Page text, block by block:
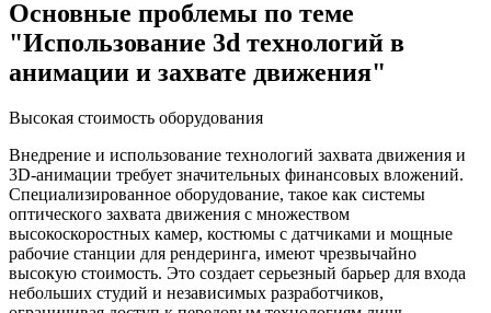
Основные проблемы по теме
"Использование 3d технологий в
анимации и захвате движения"
Высокая стоимость оборудования
Внедрение и использование технологий захвата движения и
3D-анимации требует значительных финансовых вложений.
Специализированное оборудование, такое как системы
оптического захвата движения с множеством
высокоскоростных камер, костюмы с датчиками и мощные
рабочие станции для рендеринга, имеют чрезвычайно
высокую стоимость. Это создает серьезный барьер для входа
небольших студий и независимых разработчиков,